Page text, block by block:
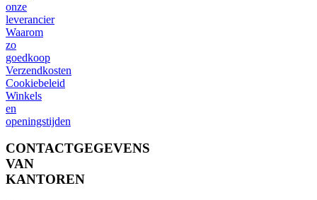
onze
leverancier
Waarom
zo
goedkoop
Verzendkosten
Cookiebeleid
Winkels
en
openingstijden
CONTACTGEGEVENS
VAN
KANTOREN